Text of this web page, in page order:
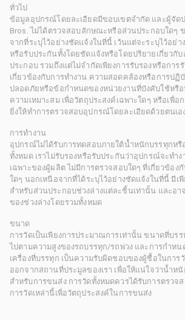
ทั่วไป
ข้อมูลอุปกรณ์โดยละเอียดมีขอบเขตจำกัด และผู้จัด
Bros. ไม่ได้ตรวจสอบลักษณะหรือส่วนประกอบใดๆ
จากที่ระบุไว้อย่างชัดแจ้งในที่นี้ เว้นแต่จะระบุไว้อย่า
หรือรับประกันทั้งโดยชัดแจ้งหรือโดยปริยายเกี่ยวกั
ประกอบ รวมถึงแต่ไม่จำกัดเพียงการรับรองหรือการ
เกี่ยวข้องกับการทำงาน ความสอดคล้องหรือการปฏิ
ปลอดภัยหรือข้อกำหนดของหน่วยงานที่บังคับใช้หรื
ความเหมาะสม เพื่อวัตถุประสงค์เฉพาะใดๆ หรือเพื่
ยิ่งให้ทำการตรวจสอบอุปกรณ์โดยละเอียดด้วยตนเ
การทำงาน
อุปกรณ์ไม่ได้รับการทดสอบภายใต้น้ำหนักบรรทุกหรื
ทั้งหมด เราไม่รับรองหรือรับประกันว่าอุปกรณ์จะทำ
เฉพาะของผู้ผลิต ไม่มีการตรวจสอบใดๆ ที่เกี่ยวข้อง
ใดๆ นอกเหนือจากที่ได้ระบุไว้อย่างชัดแจ้งในที่นี้ มีเ
สำหรับส่วนประกอบช่วงล่างแต่ละชิ้นเท่านั้น และอา
ของช่วงล่างโดยรวมทั้งหมด
ขนาด
การวัดเป็นเพียงการประมาณการเท่านั้น ขนาดที่บร
ไปตามความสูงของรถบรรทุก/รถพ่วง และการกำห
เครื่องที่บรรทุก เป็นความรับผิดชอบของผู้ซื้อในกา
ออกจากสถานที่ประมูลของเรา เพื่อให้แน่ใจว่าน้ำห
สำหรับการขนส่ง การวัดทั้งหมดควรได้รับการตรวจ
การวัดเหล่านี้เพื่อวัตถุประสงค์ในการขนส่ง